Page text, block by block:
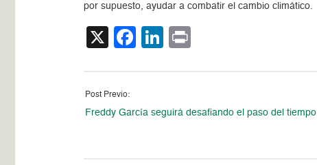
por supuesto, ayudar a combatir el cambio climático.
X Facebook
LinkedIn
Post Previo:
Freddy García seguirá desafiando el paso del tiempo